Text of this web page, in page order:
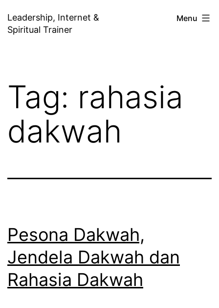
to
Leadership, Internet &
Spiritual Trainer
Menu
Tag: rahasia
dakwah
Pesona Dakwah,
Jendela Dakwah dan
Rahasia Dakwah